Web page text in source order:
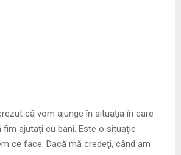
că vom ajunge în situaţia în care
fim ajutaţi cu bani. Este o situaţie
ce face. Dacă mă credeţi, când am